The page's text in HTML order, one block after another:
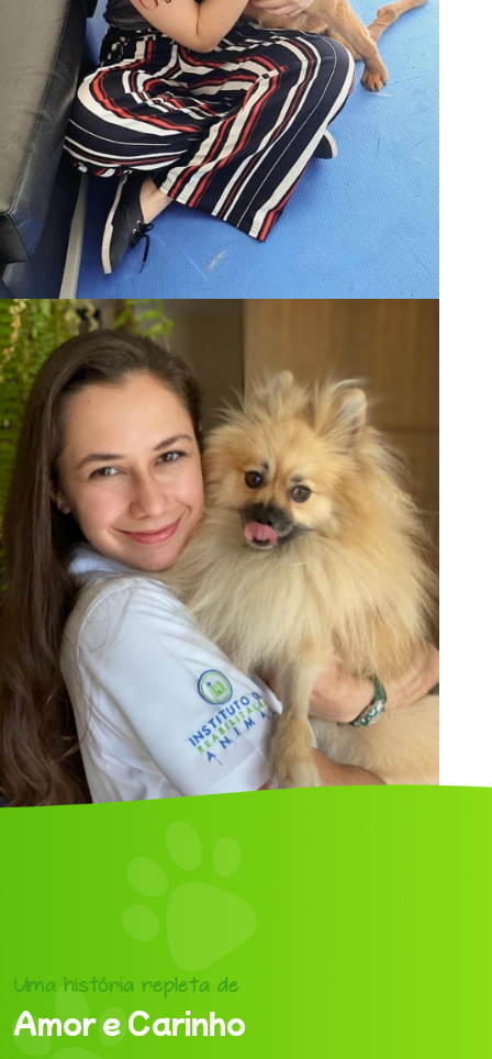
Uma história repleta de
Amor e Carinho